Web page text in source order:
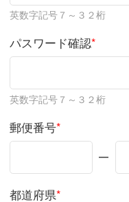
英数字記号７～３２桁
パスワード確認*
英数字記号７～３２桁
郵便番号*
都道府県*